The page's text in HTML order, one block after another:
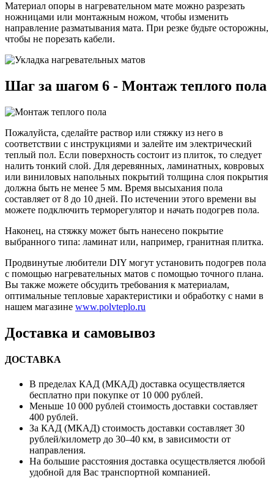
Материал опоры в нагревательном мате можно разрезать
ножницами или монтажным ножом, чтобы изменить
направление разматывания мата. При резке будьте осторожны,
чтобы не порезать кабели.
Шаг за шагом 6 - Монтаж теплого пола
Пожалуйста, сделайте раствор или стяжку из него в
соответствии с инструкциями и залейте им электрический
теплый пол. Если поверхность состоит из плиток, то следует
налить тонкий слой. Для деревянных, ламинатных, ковровых
или виниловых напольных покрытий толщина слоя покрытия
должна быть не менее 5 мм. Время высыхания пола
составляет от 8 до 10 дней. По истечении этого времени вы
можете подключить терморегулятор и начать подогрев пола.
Наконец, на стяжку может быть нанесено покрытие
выбранного типа: ламинат или, например, гранитная плитка.
Продвинутые любители DIY могут установить подогрев пола
с помощью нагревательных матов с помощью точного плана.
Вы также можете обсудить требования к материалам,
оптимальные тепловые характеристики и обработку с нами в
нашем магазине www.polvteplo.ru
Доставка и самовывоз
ДОСТАВКА
В пределах КАД (МКАД) доставка осуществляется
бесплатно при покупке от 10 000 рублей.
Меньше 10 000 рублей стоимость доставки составляет
400 рублей.
За КАД (МКАД) стоимость доставки составляет 30
рублей/километр до 30–40 км, в зависимости от
направления.
На большие расстояния доставка осуществляется любой
удобной для Вас транспортной компанией.